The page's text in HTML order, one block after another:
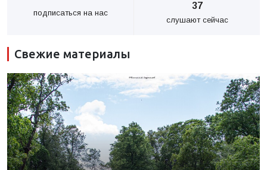
подписаться на нас
37
слушают сейчас
Свежие материалы